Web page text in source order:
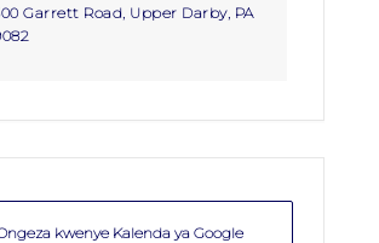
Garrett Road, Upper Darby, PA
kwenye Kalenda ya Google